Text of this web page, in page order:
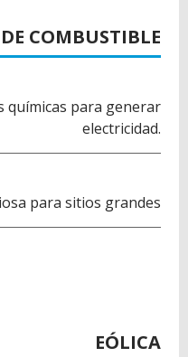
COMBUSTIBLE
químicas para generar
electricidad.
para sitios grandes
EÓLICA